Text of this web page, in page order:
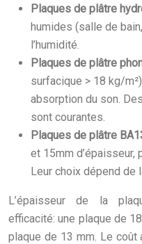
Plaques de plâtre
humides (salle de
l’humidité.
Plaques de plâtre
surfacique > 18 kg/
absorption du son.
sont courantes.
Plaques de plâtre
et 15mm d’épaisseur,
Leur choix dépend de
L’épaisseur de la
efficacité: une plaque de
plaque de 13 mm. Le coût